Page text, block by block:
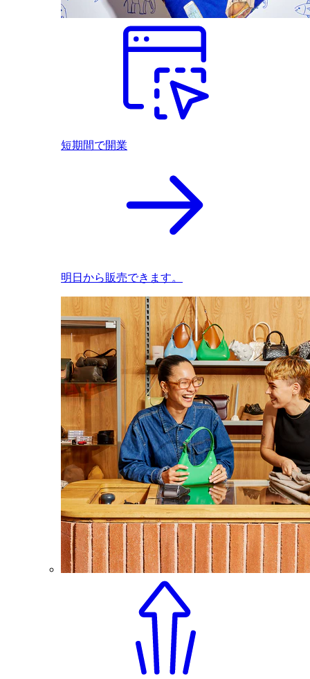
短期間で開業
明日から販売できます。